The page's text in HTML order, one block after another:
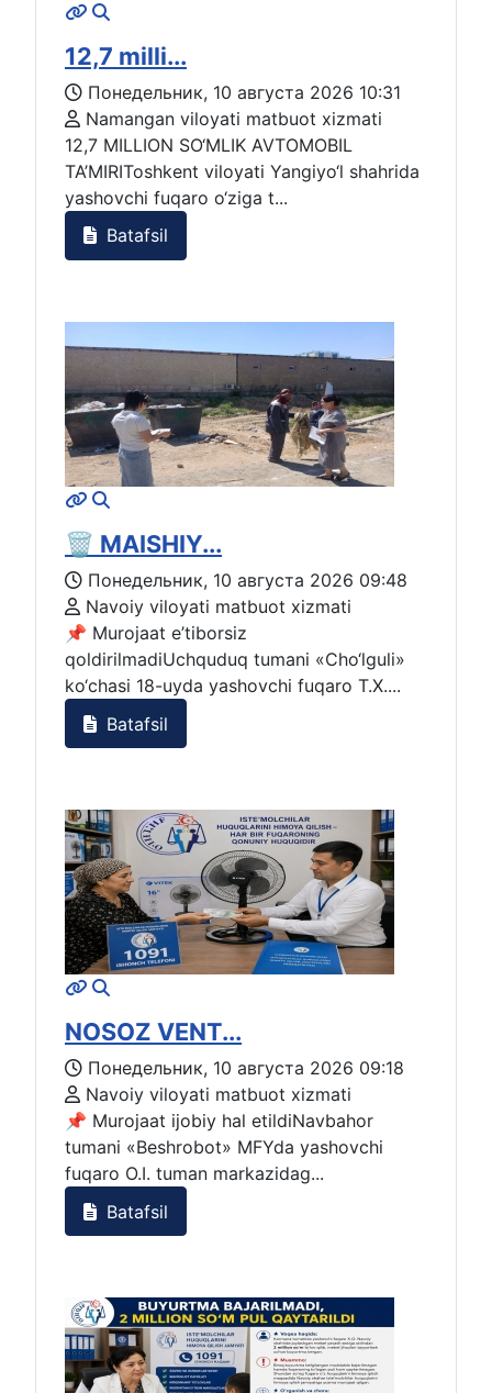
12,7 milli...
Понедельник, 10 августа 2026 10:31
Namangan viloyati matbuot xizmati
12,7 MILLION SO‘MLIK AVTOMOBIL
TA’MIRIToshkent viloyati Yangiyo‘l shahrida
yashovchi fuqaro o‘ziga t...
Batafsil
🗑️ MAISHIY...
Понедельник, 10 августа 2026 09:48
Navoiy viloyati matbuot xizmati
📌 Murojaat e’tiborsiz
qoldirilmadiUchquduq tumani «Cho‘lguli»
ko‘chasi 18-uyda yashovchi fuqaro T.X....
Batafsil
NOSOZ VENT...
Понедельник, 10 августа 2026 09:18
Navoiy viloyati matbuot xizmati
📌 Murojaat ijobiy hal etildiNavbahor
tumani «Beshrobot» MFYda yashovchi
fuqaro O.I. tuman markazidag...
Batafsil